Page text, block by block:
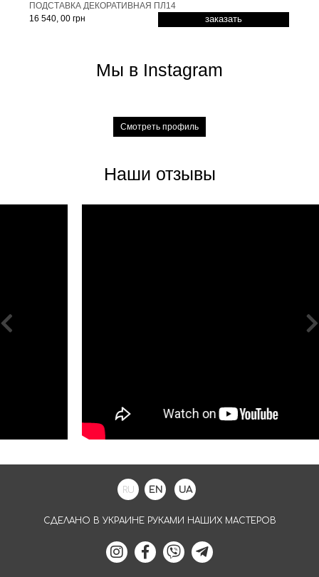
ПОДСТАВКА ДЕКОРАТИВНАЯ ПЛ14
16 540, 00 грн
заказать
Мы в Instagram
Смотреть профиль
Наши отзывы
RU EN UA
СДЕЛАНО В УКРАИНЕ РУКАМИ НАШИХ МАСТЕРОВ